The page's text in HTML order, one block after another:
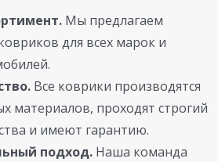
Мы предлагаем
для всех марок и
Все коврики производятся
материалов, проходят строгий
и имеют гарантию.
подход. Наша команда